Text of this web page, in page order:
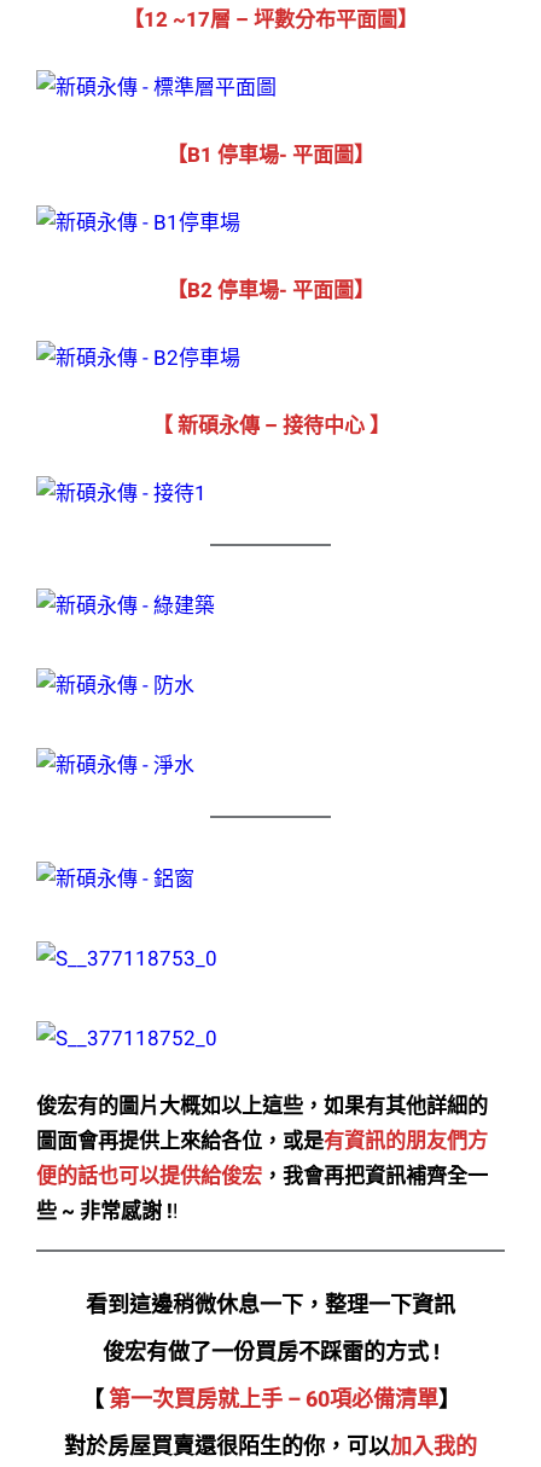
【12 ~17層 – 坪數分布平面圖】
【B1 停車場- 平面圖】
【B2 停車場- 平面圖】
【 新碩永傳 – 接待中心 】
俊宏有的圖片大概如以上這些，如果有其他詳細的
圖面會再提供上來給各位，或是有資訊的朋友們方
便的話也可以提供給俊宏 ，我會再把資訊補齊全一
些 ~ 非常感謝 !!
看到這邊稍微休息一下，整理一下資訊
俊宏有做了一份買房不踩雷的方式 !
【第一次買房就上手 – 60項必備清單】
對於房屋買賣還很陌生的你，可以加入我的